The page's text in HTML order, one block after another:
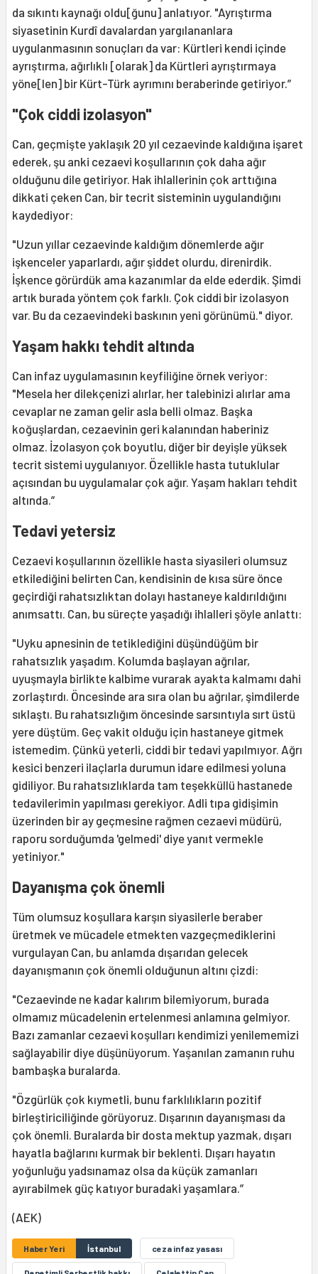
da sıkıntı kaynağı oldu[ğunu] anlatıyor. "Ayrıştırma
siyasetinin Kurdî davalardan yargılananlara
uygulanmasının sonuçları da var: Kürtleri kendi içinde
ayrıştırma, ağırlıklı [olarak] da Kürtleri ayrıştırmaya
yöne[len] bir Kürt-Türk ayrımını beraberinde getiriyor.”
"Çok ciddi izolasyon"
Can, geçmişte yaklaşık 20 yıl cezaevinde kaldığına işaret
ederek, şu anki cezaevi koşullarının çok daha ağır
olduğunu dile getiriyor. Hak ihlallerinin çok arttığına
dikkati çeken Can, bir tecrit sisteminin uygulandığını
kaydediyor:
"Uzun yıllar cezaevinde kaldığım dönemlerde ağır
işkenceler yaparlardı, ağır şiddet olurdu, direnirdik.
İşkence görürdük ama kazanımlar da elde ederdik. Şimdi
artık burada yöntem çok farklı. Çok ciddi bir izolasyon
var. Bu da cezaevindeki baskının yeni görünümü." diyor.
Yaşam hakkı tehdit altında
Can infaz uygulamasının keyfiliğine örnek veriyor:
"Mesela her dilekçenizi alırlar, her talebinizi alırlar ama
cevaplar ne zaman gelir asla belli olmaz. Başka
koğuşlardan, cezaevinin geri kalanından haberiniz
olmaz. İzolasyon çok boyutlu, diğer bir deyişle yüksek
tecrit sistemi uygulanıyor. Özellikle hasta tutuklular
açısından bu uygulamalar çok ağır. Yaşam hakları tehdit
altında.”
Tedavi yetersiz
Cezaevi koşullarının özellikle hasta siyasileri olumsuz
etkilediğini belirten Can, kendisinin de kısa süre önce
geçirdiği rahatsızlıktan dolayı hastaneye kaldırıldığını
anımsattı. Can, bu süreçte yaşadığı ihlalleri şöyle anlattı:
"Uyku apnesinin de tetiklediğini düşündüğüm bir
rahatsızlık yaşadım. Kolumda başlayan ağrılar,
uyuşmayla birlikte kalbime vurarak ayakta kalmamı dahi
zorlaştırdı. Öncesinde ara sıra olan bu ağrılar, şimdilerde
sıklaştı. Bu rahatsızlığım öncesinde sarsıntıyla sırt üstü
yere düştüm. Geç vakit olduğu için hastaneye gitmek
istemedim. Çünkü yeterli, ciddi bir tedavi yapılmıyor. Ağrı
kesici benzeri ilaçlarla durumun idare edilmesi yoluna
gidiliyor. Bu rahatsızlıklarda tam teşekküllü hastanede
tedavilerimin yapılması gerekiyor. Adli tıpa gidişimin
üzerinden bir ay geçmesine rağmen cezaevi müdürü,
raporu sorduğumda 'gelmedi' diye yanıt vermekle
yetiniyor."
Dayanışma çok önemli
Tüm olumsuz koşullara karşın siyasilerle beraber
üretmek ve mücadele etmekten vazgeçmediklerini
vurgulayan Can, bu anlamda dışarıdan gelecek
dayanışmanın çok önemli olduğunun altını çizdi:
"Cezaevinde ne kadar kalırım bilemiyorum, burada
olmamız mücadelenin ertelenmesi anlamına gelmiyor.
Bazı zamanlar cezaevi koşulları kendimizi yenilememizi
sağlayabilir diye düşünüyorum. Yaşanılan zamanın ruhu
bambaşka buralarda.
"Özgürlük çok kıymetli, bunu farklılıkların pozitif
birleştiriciliğinde görüyoruz. Dışarının dayanışması da
çok önemli. Buralarda bir dosta mektup yazmak, dışarı
hayatla bağlarını kurmak bir beklenti. Dışarı hayatın
yoğunluğu yadsınamaz olsa da küçük zamanları
ayırabilmek güç katıyor buradaki yaşamlara.”
(AEK)
Haber Yeri İstanbul ceza infaz yasası